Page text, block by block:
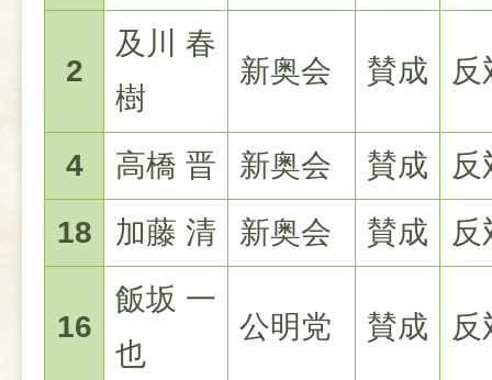
2
及川 春
樹
新奥会 賛成 反
4 高橋 晋 新奥会 賛成
反
18
加藤 清 新奥会 賛成 反
16
飯坂 一
也
公明党 賛成 反